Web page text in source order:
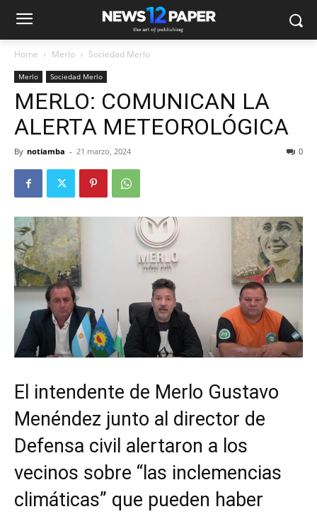
Home Merlo Sociedad Merlo
Merlo Sociedad Merlo
MERLO: COMUNICAN LA
ALERTA METEOROLÓGICA
By notiamba - 21 marzo, 2024 0
El intendente de Merlo Gustavo
Menéndez junto al director de
Defensa civil alertaron a los
vecinos sobre “las inclemencias
climáticas” que pueden haber